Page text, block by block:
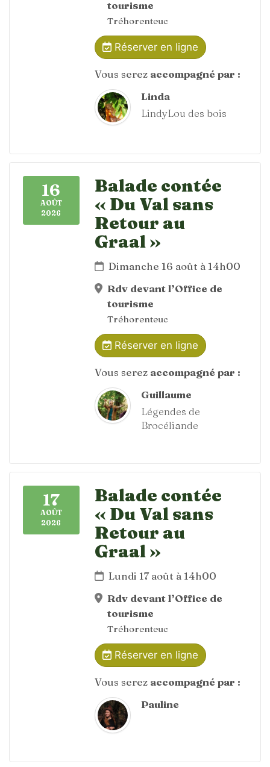
tourisme
Tréhorenteuc
Réserver en ligne
Vous serez accompagné par :
Linda
LindyLou des bois
16
AOÛT
2026
Balade contée
« Du Val sans
Retour au
Graal »
Dimanche 16 août à 14h00
Rdv devant l’Office de
tourisme
Tréhorenteuc
Réserver en ligne
Vous serez accompagné par :
Guillaume
Légendes de
Brocéliande
17
AOÛT
2026
Balade contée
« Du Val sans
Retour au
Graal »
Lundi 17 août à 14h00
Rdv devant l’Office de
tourisme
Tréhorenteuc
Réserver en ligne
Vous serez accompagné par :
Pauline